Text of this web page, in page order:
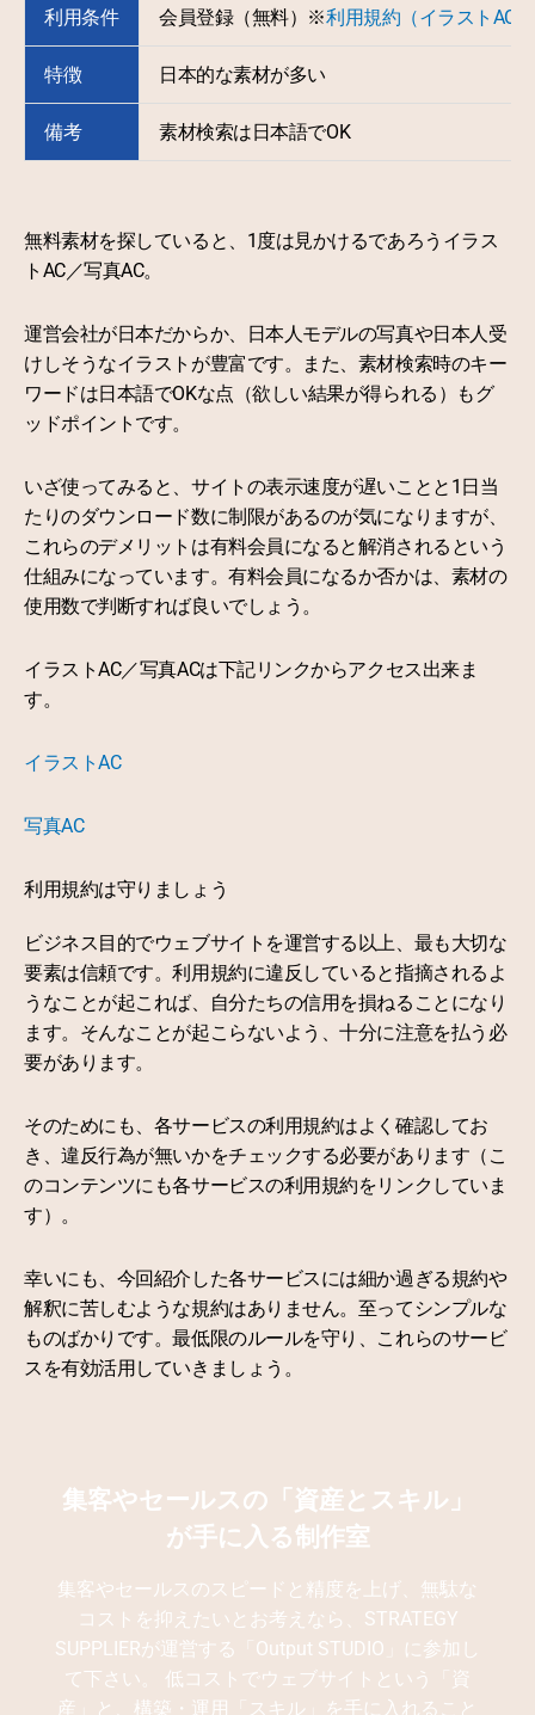
利用条件 会員登録（無料）※利用規約（イラストAC）
特徴 日本的な素材が多い
備考 素材検索は日本語でOK
無料素材を探していると、1度は見かけるであろうイラス
トAC／写真AC。
運営会社が日本だからか、日本人モデルの写真や日本人受
けしそうなイラストが豊富です。また、素材検索時のキー
ワードは日本語でOKな点（欲しい結果が得られる）もグ
ッドポイントです。
いざ使ってみると、サイトの表示速度が遅いことと1日当
たりのダウンロード数に制限があるのが気になりますが、
これらのデメリットは有料会員になると解消されるという
仕組みになっています。有料会員になるか否かは、素材の
使用数で判断すれば良いでしょう。
イラストAC／写真ACは下記リンクからアクセス出来ま
す。
イラストAC
写真AC
利用規約は守りましょう
ビジネス目的でウェブサイトを運営する以上、最も大切な
要素は信頼です。利用規約に違反していると指摘されるよ
うなことが起これば、自分たちの信用を損ねることになり
ます。そんなことが起こらないよう、十分に注意を払う必
要があります。
そのためにも、各サービスの利用規約はよく確認してお
き、違反行為が無いかをチェックする必要があります（こ
のコンテンツにも各サービスの利用規約をリンクしていま
す）。
幸いにも、今回紹介した各サービスには細か過ぎる規約や
解釈に苦しむような規約はありません。至ってシンプルな
ものばかりです。最低限のルールを守り、これらのサービ
スを有効活用していきましょう。
集客やセールスの「資産とスキル」
が手に入る制作室
集客やセールスのスピードと精度を上げ、無駄な
コストを抑えたいとお考えなら、STRATEGY
SUPPLIERが運営する「Output STUDIO」に参加し
て下さい。 低コストでウェブサイトという「資
産」と、構築・運用「スキル」を手に入れること